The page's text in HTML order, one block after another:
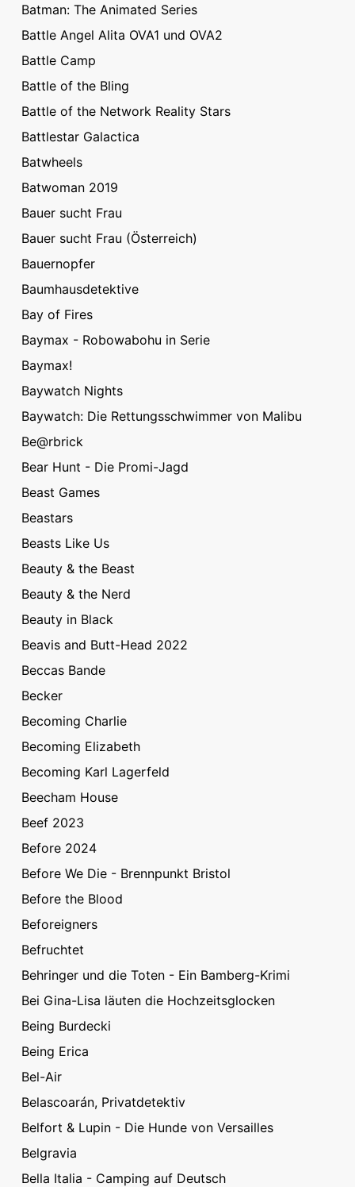
Batman: The Animated Series
Battle Angel Alita OVA1 und OVA2
Battle Camp
Battle of the Bling
Battle of the Network Reality Stars
Battlestar Galactica
Batwheels
Batwoman 2019
Bauer sucht Frau
Bauer sucht Frau (Österreich)
Bauernopfer
Baumhausdetektive
Bay of Fires
Baymax - Robowabohu in Serie
Baymax!
Baywatch Nights
Baywatch: Die Rettungsschwimmer von Malibu
Be@rbrick
Bear Hunt - Die Promi-Jagd
Beast Games
Beastars
Beasts Like Us
Beauty & the Beast
Beauty & the Nerd
Beauty in Black
Beavis and Butt-Head 2022
Beccas Bande
Becker
Becoming Charlie
Becoming Elizabeth
Becoming Karl Lagerfeld
Beecham House
Beef 2023
Before 2024
Before We Die - Brennpunkt Bristol
Before the Blood
Beforeigners
Befruchtet
Behringer und die Toten - Ein Bamberg-Krimi
Bei Gina-Lisa läuten die Hochzeitsglocken
Being Burdecki
Being Erica
Bel-Air
Belascoarán, Privatdetektiv
Belfort & Lupin - Die Hunde von Versailles
Belgravia
Bella Italia - Camping auf Deutsch